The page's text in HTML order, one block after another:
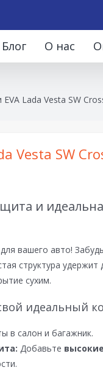
Блог О нас
EVA Lada Vesta SW
Vesta SW
и
для вашего авто!
структура удержит
сухим.
идеальный
в салон и багажник.
Добавьте